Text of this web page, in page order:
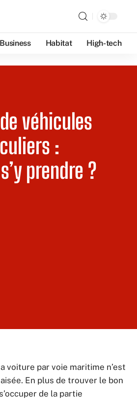
Business Habitat High-tech
véhicules
:
prendre ?
voiture par voie maritime n’est
En plus de trouver le bon
de la partie